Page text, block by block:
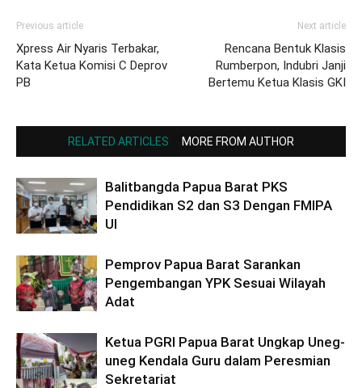
Previous article
Xpress Air Nyaris Terbakar,
Kata Ketua Komisi C Deprov
PB
Next article
Rencana Bentuk Klasis
Rumberpon, Indubri Janji
Bertemu Ketua Klasis GKI
RELATED ARTICLES MORE FROM AUTHOR
Balitbangda Papua Barat PKS
Pendidikan S2 dan S3 Dengan FMIPA
UI
Pemprov Papua Barat Sarankan
Pengembangan YPK Sesuai Wilayah
Adat
Ketua PGRI Papua Barat Ungkap Uneg-
uneg Kendala Guru dalam Peresmian
Sekretariat